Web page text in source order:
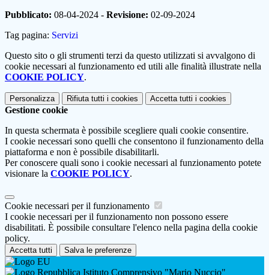
Pubblicato: 08-04-2024 - Revisione: 02-09-2024
Tag pagina: Servizi
Questo sito o gli strumenti terzi da questo utilizzati si avvalgono di
cookie necessari al funzionamento ed utili alle finalità illustrate nella
COOKIE POLICY.
Personalizza Rifiuta tutti i cookies Accetta tutti i cookies
Gestione cookie
In questa schermata è possibile scegliere quali cookie consentire.
I cookie necessari sono quelli che consentono il funzionamento della
piattaforma e non è possibile disabilitarli.
Per conoscere quali sono i cookie necessari al funzionamento potete
visionare la COOKIE POLICY.
Cookie necessari per il funzionamento
I cookie necessari per il funzionamento non possono essere
disabilitati. È possibile consultare l'elenco nella pagina della cookie
policy.
Accetta tutti Salva le preferenze
Istituto Comprensivo "Mario Nuccio"